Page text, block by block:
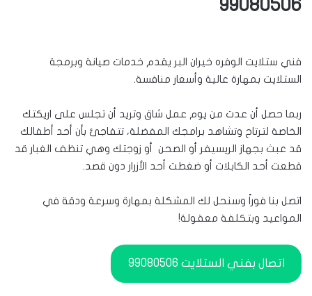
99080506
فني ستلايت الوفره خيران البر يقدم خدمات صيانة وبرمجة
الستلايت بمهارة عالية وأسعار منافسة.
ربما حصل أن عدت من يوم عمل شاق وتريد أن تجلس على اريكتك
الخاصة لترتاح وتشاهد برامجك المفضلة، تتفاجئ بأن أحد أطفالك
قد عبث بجهاز الريسيفر أو الصحن أو زوجتك وهي تنظف الغبار قد
قطعت أحد الكابلات أو ضغطت أحد الأزرار دون قصد.
اتصل بنا فوراً وسنحل لك المشكلة بمهارة وسرعة ودقة في
المواعيد وبتكلفة معقولة!
اتصال بفني الستلايت 99080506